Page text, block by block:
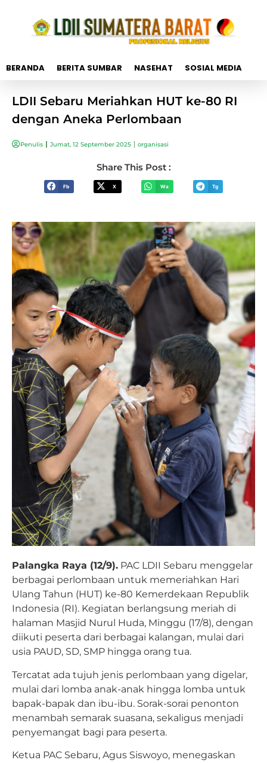
BERANDA BERITA SUMBAR NASEHAT SOSIAL MEDIA
LDII Sebaru Meriahkan HUT ke-80 RI
dengan Aneka Perlombaan
Penulis Jumat, 12 September 2025 organisasi
Share This Post :
Fb X Wa Tg
Palangka Raya (12/9). PAC LDII Sebaru menggelar
berbagai perlombaan untuk memeriahkan Hari
Ulang Tahun (HUT) ke-80 Kemerdekaan Republik
Indonesia (RI). Kegiatan berlangsung meriah di
halaman Masjid Nurul Huda, Minggu (17/8), dengan
diikuti peserta dari berbagai kalangan, mulai dari
usia PAUD, SD, SMP hingga orang tua.
Tercatat ada tujuh jenis perlombaan yang digelar,
mulai dari lomba anak-anak hingga lomba untuk
bapak-bapak dan ibu-ibu. Sorak-sorai penonton
menambah semarak suasana, sekaligus menjadi
penyemangat bagi para peserta.
Ketua PAC Sebaru, Agus Siswoyo, menegaskan